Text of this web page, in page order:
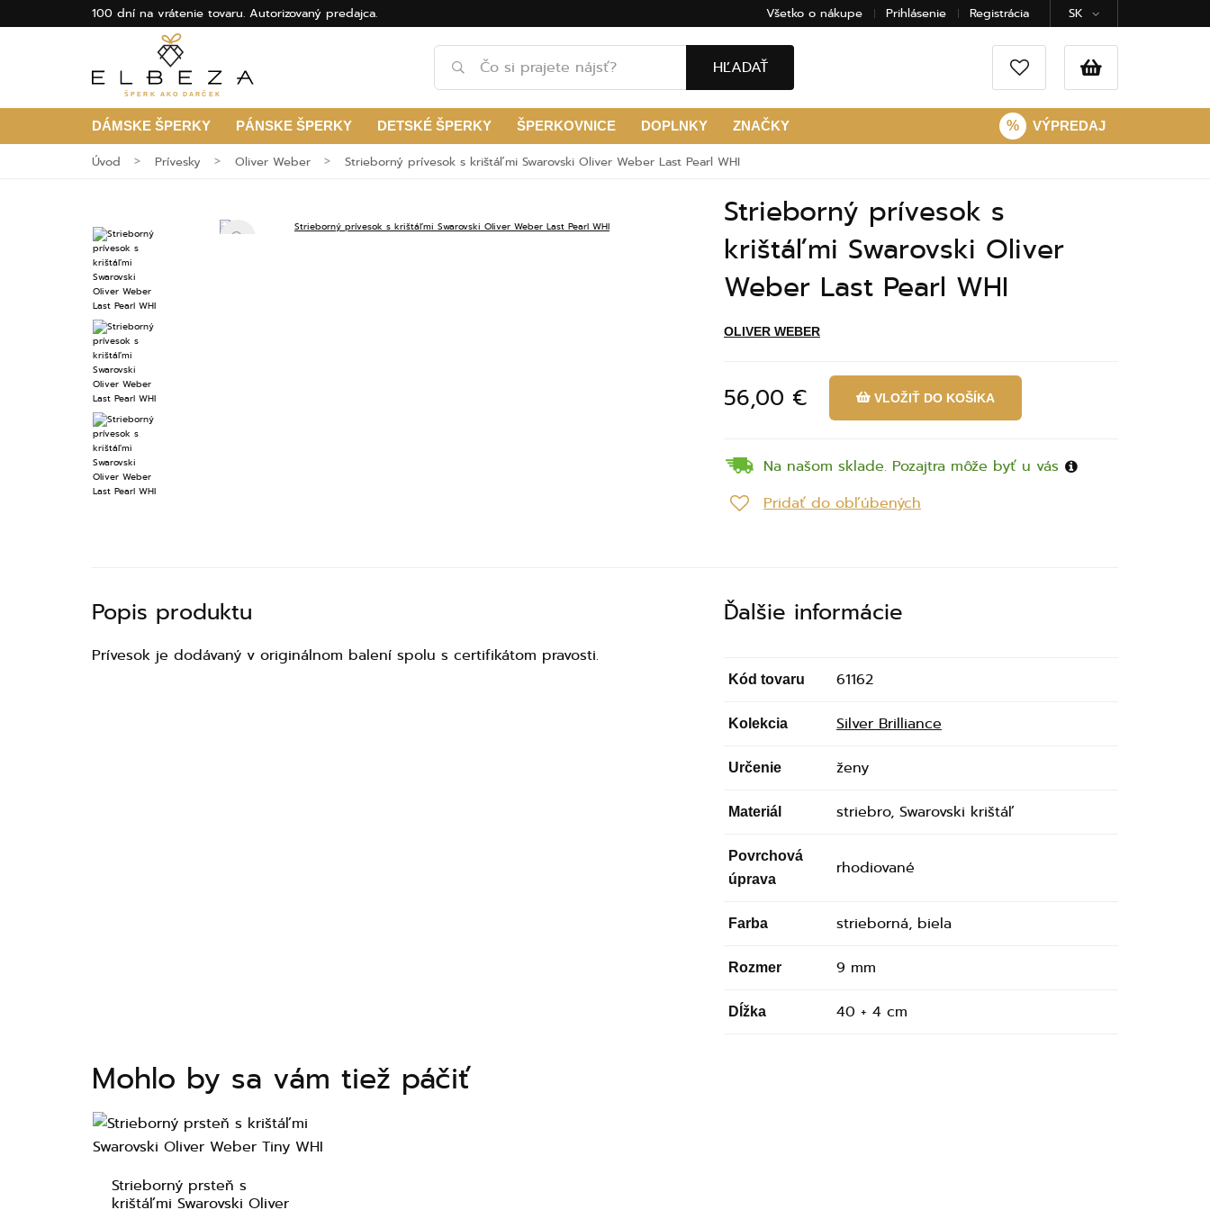
100 dní na vrátenie tovaru. Autorizovaný predajca. Všetko o nákupe Prihlásenie Registrácia SK
ŠPERK AKO DARČEK
HĽADAŤ
DÁMSKE ŠPERKY PÁNSKE ŠPERKY DETSKÉ ŠPERKY ŠPERKOVNICE DOPLNKY ZNAČKY % VÝPREDAJ
Úvod Prívesky Oliver Weber Strieborný prívesok s krištáľmi Swarovski Oliver Weber Last Pearl WHI
Strieborný prívesok s
krištáľmi Swarovski Oliver
Weber Last Pearl WHI
OLIVER WEBER
56,00 € VLOŽIŤ DO KOŠÍKA
Na našom sklade. Pozajtra môže byť u vás
Pridať do obľúbených
Popis produktu
Prívesok je dodávaný v originálnom balení spolu s certifikátom pravosti.
Ďalšie informácie
Kód tovaru 61162
Kolekcia Silver Brilliance
Určenie ženy
Materiál striebro, Swarovski krištáľ
Povrchová
úprava
rhodiované
Farba strieborná, biela
Rozmer 9 mm
Dĺžka 40 + 4 cm
Mohlo by sa vám tiež páčiť
Strieborný prsteň s
krištáľmi Swarovski Oliver